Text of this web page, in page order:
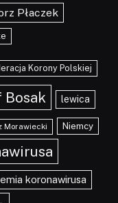
Płaczek
Korony Polskiej
Bosak lewica
Morawiecki Niemcy
koronawirusa